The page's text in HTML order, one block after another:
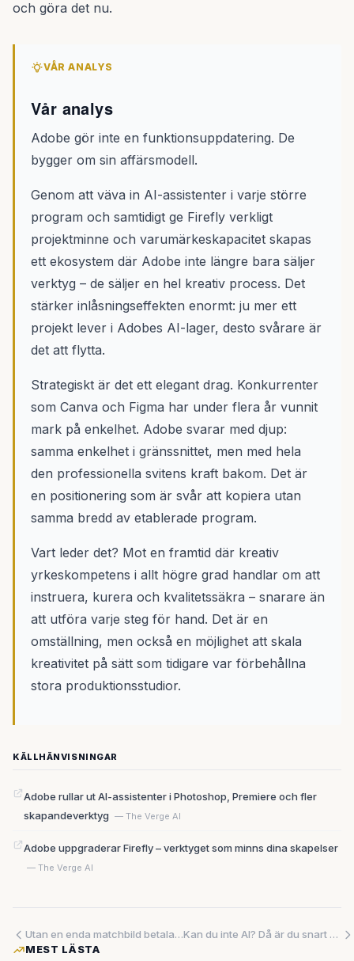
och göra det nu.
VÅR ANALYS
Vår analys
Adobe gör inte en funktionsuppdatering. De
bygger om sin affärsmodell.
Genom att väva in AI-assistenter i varje större
program och samtidigt ge Firefly verkligt
projektminne och varumärkeskapacitet skapas
ett ekosystem där Adobe inte längre bara säljer
verktyg – de säljer en hel kreativ process. Det
stärker inlåsningseffekten enormt: ju mer ett
projekt lever i Adobes AI-lager, desto svårare är
det att flytta.
Strategiskt är det ett elegant drag. Konkurrenter
som Canva och Figma har under flera år vunnit
mark på enkelhet. Adobe svarar med djup:
samma enkelhet i gränssnittet, men med hela
den professionella svitens kraft bakom. Det är
en positionering som är svår att kopiera utan
samma bredd av etablerade program.
Vart leder det? Mot en framtid där kreativ
yrkeskompetens i allt högre grad handlar om att
instruera, kurera och kvalitetssäkra – snarare än
att utföra varje steg för hand. Det är en
omställning, men också en möjlighet att skala
kreativitet på sätt som tidigare var förbehållna
stora produktionsstudior.
KÄLLHÄNVISNINGAR
Adobe rullar ut AI-assistenter i Photoshop, Premiere och fler
skapandeverktyg — The Verge AI
Adobe uppgraderar Firefly – verktyget som minns dina skapelser
— The Verge AI
Utan en enda matchbild betalar Netflix 190 miljoner — och ritar om reglerna för vem som äger sporten
Kan du inte AI? Då är du snart omsprungen – och underbetald
MEST LÄSTA